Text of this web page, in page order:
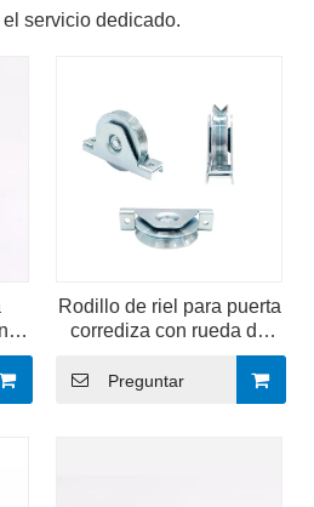
servicio dedicado.
V
Rodillo de riel para puerta
corrediza con rueda de
Preguntar